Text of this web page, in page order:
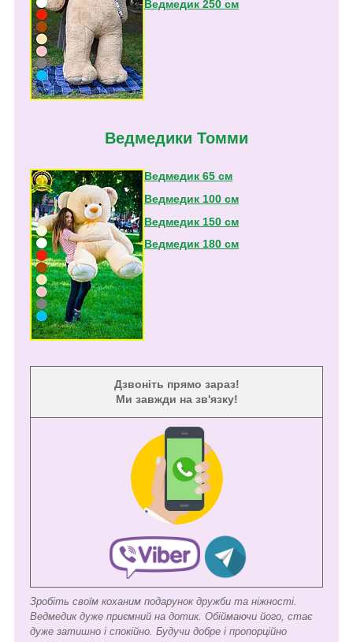
Ведмедик 250 см
Ведмедики Томми
Ведмедик 65 см
Ведмедик 100 см
Ведмедик 150 см
Ведмедик 180 см
Дзвоніть прямо зараз!
Ми завжди на зв'язку!
Зробіть своїм коханим подарунок дружби та ніжності.
Ведмедик дуже приємний на дотик. Обіймаючи його, стає
дуже затишно і спокійно. Будучи добре і пропорційно